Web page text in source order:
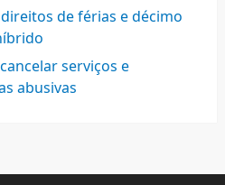
de férias e décimo
serviços e
abusivas